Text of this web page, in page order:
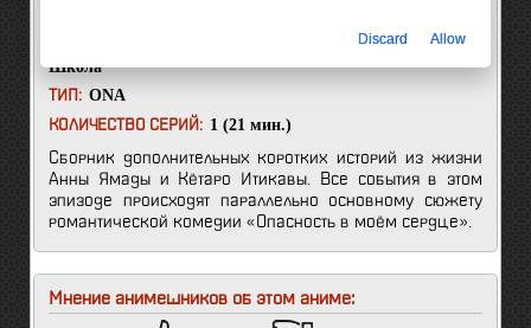
Романтика,Сёнэн,
Школа
ТИП: ONA
КОЛИЧЕСТВО СЕРИЙ: 1 (21 мин.)
Сборник дополнительных коротких историй из жизни
Анны Ямады и Кётаро Итикавы. Все события в этом
эпизоде происходят параллельно основному сюжету
романтической комедии «Опасность в моём сердце».
Мнение анимешников об этом аниме:
Discard Allow